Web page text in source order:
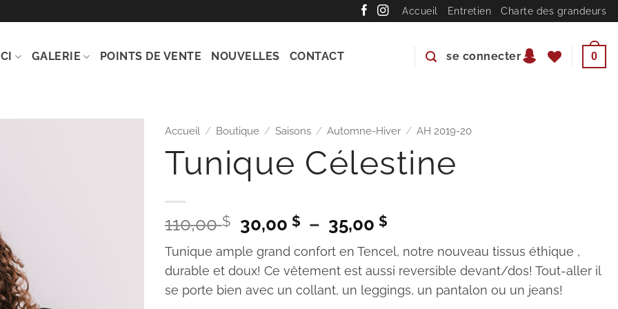
Accueil Entretien Charte des grandeurs
GALERIE POINTS DE VENTE NOUVELLES CONTACT se connecter 0
Accueil / Boutique / Saisons / Automne-Hiver / AH 2019-20
Tunique Célestine
110,00$
Le
prix
initial
était :
110,00 $.
30,00 $ – 35,00 $Plage
de
prix :
30,00 $
à
Le
prix
actuel
est :
30,00 $
Tunique ample grand confort en Tencel, notre nouveau tissus éthique ,
durable et doux! Ce vêtement est aussi reversible devant/dos! Tout-aller il
se porte bien avec un collant, un leggings, un pantalon ou un jeans!